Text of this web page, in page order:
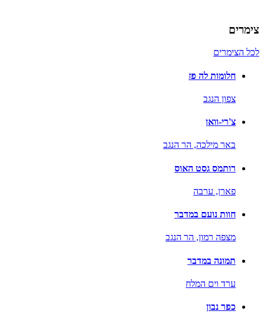
צימרים
לכל הצימרים
חלומות לה פז
צפון הנגב
צ'רי-וואן
באר מילכה, הר הנגב
רותמס גסט האוס
פארן, ערבה
חוות נועם במדבר
מצפה רמון, הר הנגב
תמונה במדבר
ערד וים המלח
כפר נבון